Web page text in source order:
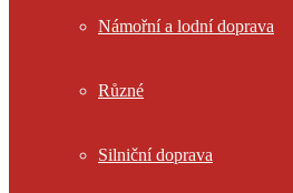
Námořní a lodní doprava
Různé
Silniční doprava